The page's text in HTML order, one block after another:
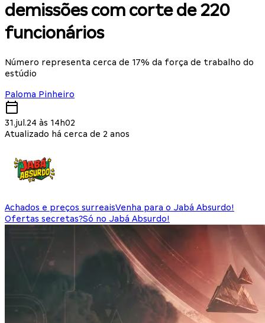
demissões com corte de 220
funcionários
Número representa cerca de 17% da força de trabalho do
estúdio
Paloma Pinheiro
31.jul.24 às 14h02
Atualizado há cerca de 2 anos
Achados e preços surreaisVenha para o Jabá Absurdo!
Ofertas secretas?Só no Jabá Absurdo!